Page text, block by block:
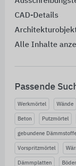
CAD-Details
Alle Inhalte
Passende
Werkmörtel Wände
Beton Putzmörtel
gebundene
Vorspritzmörtel
Dämmplatten